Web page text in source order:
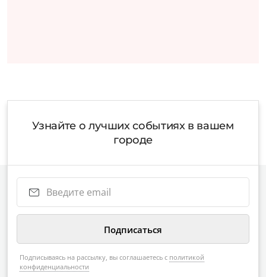
Узнайте о лучших событиях в вашем
городе
Подписываясь на рассылку, вы соглашаетесь с политикой
конфиденциальности